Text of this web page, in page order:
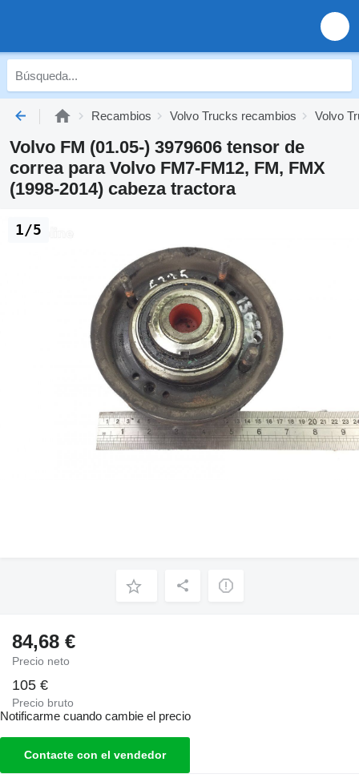
Recambios Volvo Trucks recambios Volvo
Volvo FM (01.05-) 3979606 tensor de
correa para Volvo FM7-FM12, FM, FMX
(1998-2014) cabeza tractora
1/5
84,68 €
Precio neto
105 €
Precio bruto
Notificarme cuando cambie el precio
Contacte con el vendedor